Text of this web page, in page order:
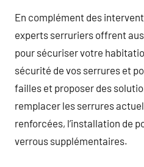
En complément des
experts serruriers offrent
pour sécuriser votre
sécurité de vos serrures et
failles et proposer des
remplacer les serrures
renforcées, l’installation de
verrous supplémentaires.